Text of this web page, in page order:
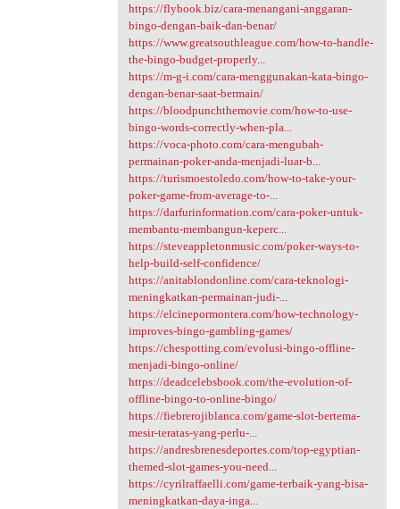
https://flybook.biz/cara-menangani-anggaran-
bingo-dengan-baik-dan-benar/
https://www.greatsouthleague.com/how-to-handle-
the-bingo-budget-properly...
https://m-g-i.com/cara-menggunakan-kata-bingo-
dengan-benar-saat-bermain/
https://bloodpunchthemovie.com/how-to-use-
bingo-words-correctly-when-pla...
https://voca-photo.com/cara-mengubah-
permainan-poker-anda-menjadi-luar-b...
https://turismoestoledo.com/how-to-take-your-
poker-game-from-average-to-...
https://darfurinformation.com/cara-poker-untuk-
membantu-membangun-keperc...
https://steveappletonmusic.com/poker-ways-to-
help-build-self-confidence/
https://anitablondonline.com/cara-teknologi-
meningkatkan-permainan-judi-...
https://elcinepormontera.com/how-technology-
improves-bingo-gambling-games/
https://chespotting.com/evolusi-bingo-offline-
menjadi-bingo-online/
https://deadcelebsbook.com/the-evolution-of-
offline-bingo-to-online-bingo/
https://fiebrerojiblanca.com/game-slot-bertema-
mesir-teratas-yang-perlu-...
https://andresbrenesdeportes.com/top-egyptian-
themed-slot-games-you-need...
https://cyrilraffaelli.com/game-terbaik-yang-bisa-
meningkatkan-daya-inga...